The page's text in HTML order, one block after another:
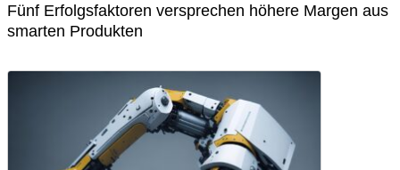
Fünf Erfolgsfaktoren versprechen höhere Margen aus
smarten Produkten